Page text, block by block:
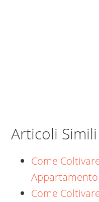
Articoli Simili
Come
Appartamento
Come